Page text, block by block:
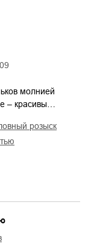
молнией
– красивы…
розыск